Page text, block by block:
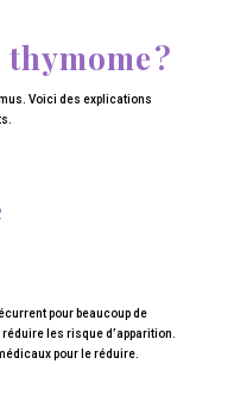
thymome ?
Voici des explications
pour beaucoup de
les risque d’apparition.
pour le réduire.